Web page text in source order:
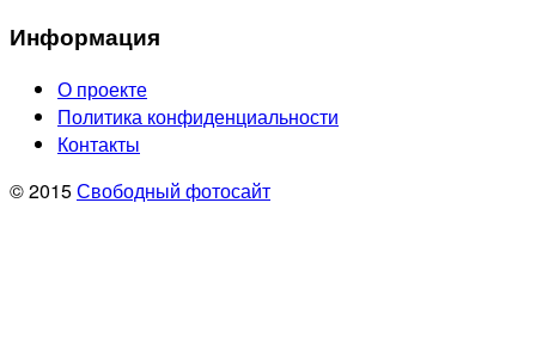
Информация
О проекте
Политика конфиденциальности
Контакты
© 2015Свободный фотосайт